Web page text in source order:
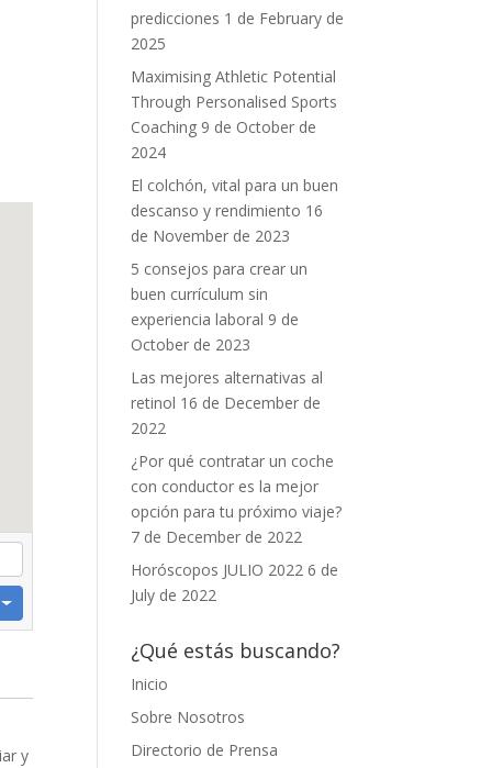
y
predicciones 1 de February de
2025
Maximising Athletic Potential
Through Personalised Sports
Coaching 9 de October de
2024
El colchón, vital para un buen
descanso y rendimiento 16
de November de 2023
5 consejos para crear un
buen currículum sin
experiencia laboral 9 de
October de 2023
Las mejores alternativas al
retinol 16 de December de
2022
¿Por qué contratar un coche
con conductor es la mejor
opción para tu próximo viaje?
7 de December de 2022
Horóscopos JULIO 2022 6 de
July de 2022
¿Qué estás buscando?
Inicio
Sobre Nosotros
Directorio de Prensa